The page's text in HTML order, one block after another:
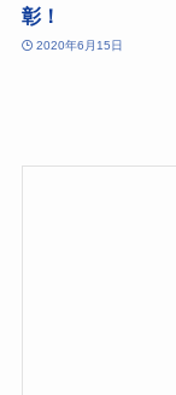
彰！
2020年6月15日